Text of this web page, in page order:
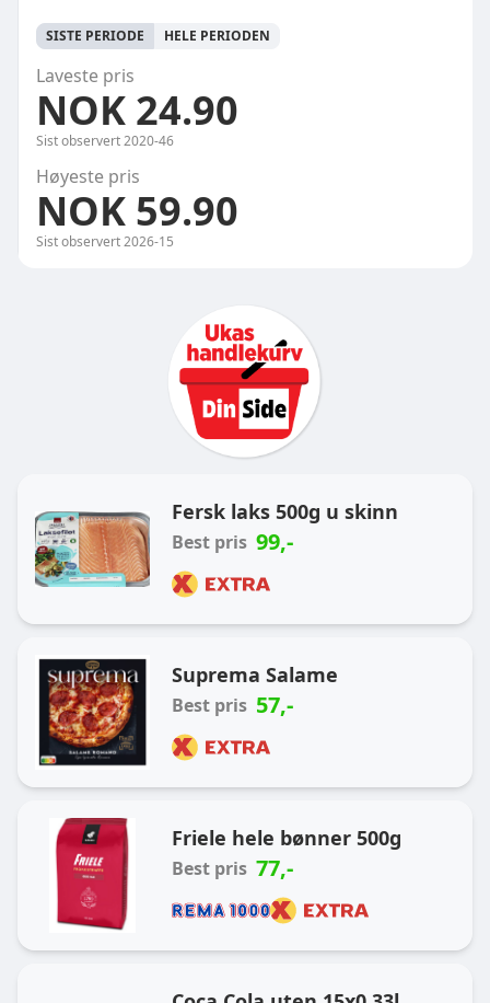
SISTE PERIODE HELE PERIODEN
Laveste pris
NOK 24.90
Sist observert2020-46
Høyeste pris
NOK 59.90
Sist observert2026-15
Fersk laks 500g u skinn
Best pris 99,-
Suprema Salame
Best pris 57,-
Friele hele bønner 500g
Best pris 77,-